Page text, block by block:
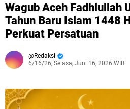
Wagub Aceh Fadhlullah
Tahun Baru Islam 1448
Perkuat Persatuan
Redaksi
6/16/26, Selasa, Juni 16, 2026 WIB